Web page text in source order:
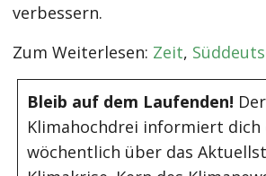
verbessern.
Zum Weiterlesen: Zeit,
Bleib auf dem Laufenden!
Klimahochdrei informiert dich
wöchentlich über das